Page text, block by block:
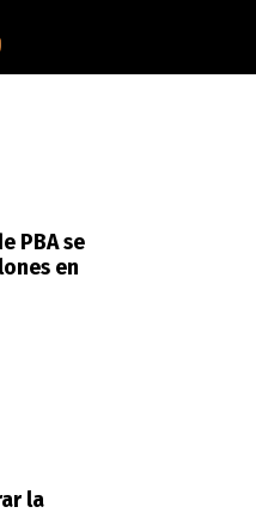
PBA se
en
la